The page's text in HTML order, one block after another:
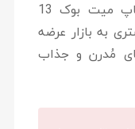
و بادوام نیز است. هواوی لپ تاپ میت بوک 13
به بازار عرضه
مُدرن و جذاب